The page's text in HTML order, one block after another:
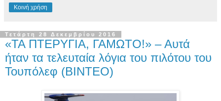
Κοινή χρήση
Τετάρτη 28 Δεκεμβρίου 2016
«ΤΑ ΠΤΕΡΥΓΙΑ, ΓΑΜΩΤΟ!» – Αυτά
ήταν τα τελευταία λόγια του πιλότου του
Τουπόλεφ (ΒΙΝΤΕΟ)